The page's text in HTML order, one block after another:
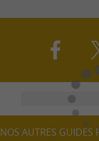
NOS AUTRES GUIDES